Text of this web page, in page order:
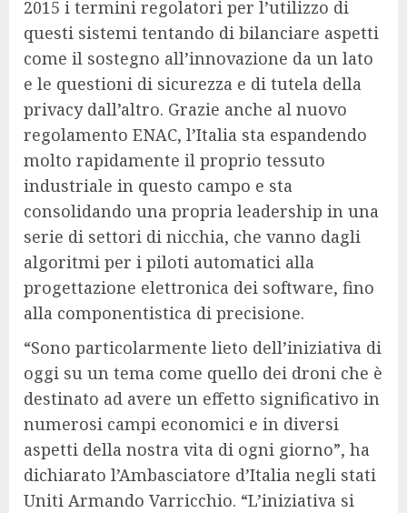
2015 i termini regolatori per l’utilizzo di
questi sistemi tentando di bilanciare aspetti
come il sostegno all’innovazione da un lato
e le questioni di sicurezza e di tutela della
privacy dall’altro. Grazie anche al nuovo
regolamento ENAC, l’Italia sta espandendo
molto rapidamente il proprio tessuto
industriale in questo campo e sta
consolidando una propria leadership in una
serie di settori di nicchia, che vanno dagli
algoritmi per i piloti automatici alla
progettazione elettronica dei software, fino
alla componentistica di precisione.
“Sono particolarmente lieto dell’iniziativa di
oggi su un tema come quello dei droni che è
destinato ad avere un effetto significativo in
numerosi campi economici e in diversi
aspetti della nostra vita di ogni giorno”, ha
dichiarato l’Ambasciatore d’Italia negli stati
Uniti Armando Varricchio. “L’iniziativa si